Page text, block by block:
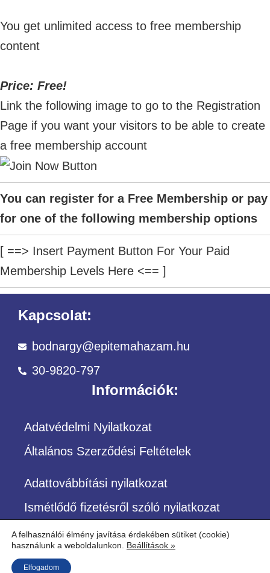
You get unlimited access to free membership
content
Price: Free!
Link the following image to go to the Registration
Page if you want your visitors to be able to create
a free membership account
You can register for a Free Membership or pay
for one of the following membership options
[ ==> Insert Payment Button For Your Paid
Membership Levels Here <== ]
Kapcsolat:
bodnargy@epitemahazam.hu
30-9820-797
Információk:
Adatvédelmi Nyilatkozat
Általános Szerződési Feltételek
Adattovábbítási nyilatkozat
Ismétlődő fizetésről szóló nyilatkozat
©Copyright – Minden jog fenntartva
A felhasználói élmény javítása érdekében sütiket (cookie)
használunk a weboldalunkon. Beállítások »
Elfogadom